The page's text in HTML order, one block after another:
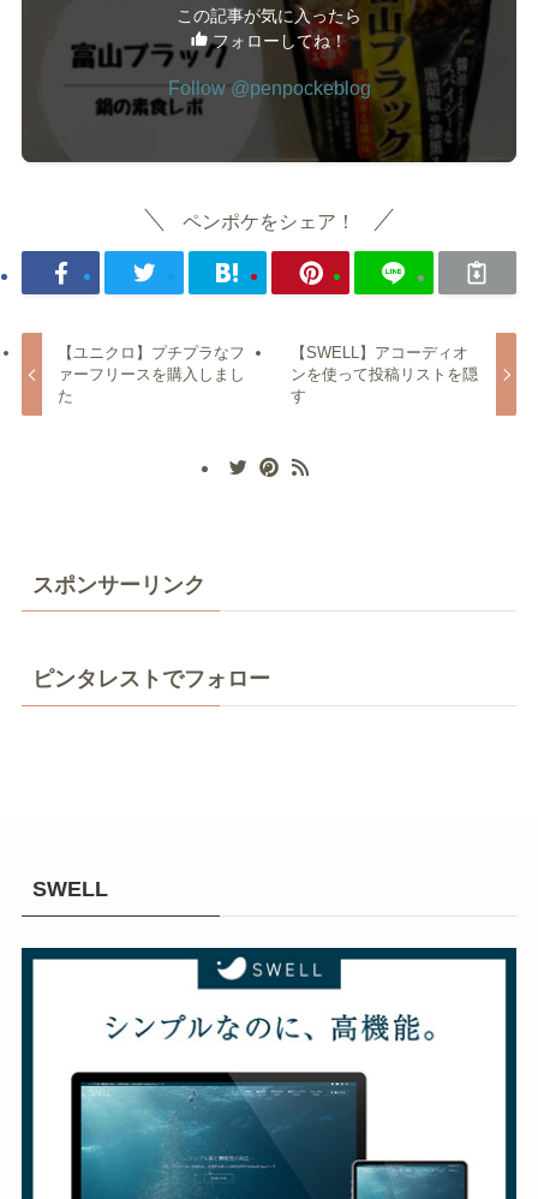
この記事が気に入ったら
フォローしてね！
Follow @penpockeblog
ペンポケをシェア！
【ユニクロ】プチプラなフ
ァーフリースを購入しまし
た
【SWELL】アコーディオ
ンを使って投稿リストを隠
す
スポンサーリンク
ピンタレストでフォロー
SWELL